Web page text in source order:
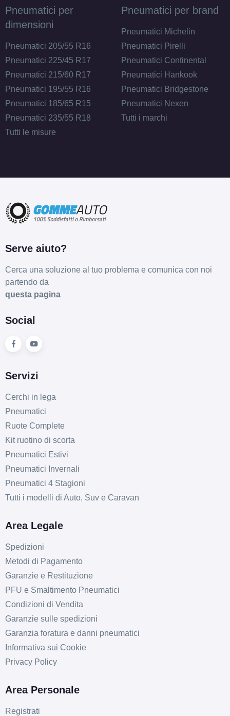
B
Pneumatici per
dimensioni
Pneumatici 205/55 R16
Pneumatici 225/45 R17
Pneumatici 215/60 R17
Pneumatici 195/55 R16
Pneumatici 185/65 R15
Pneumatici 235/55 R18
Tutti le misure
Pneumatici per brand
Pneumatici Michelin
Pneumatici Pirelli
Pneumatici Continental
Pneumatici Hankook
Pneumatici Bridgestone
Pneumatici Nexen
Tutti i marchi
Serve aiuto?
Cerca una soluzione al tuo problema e comunica con noi
partendo da
questa pagina
Social
Servizi
Cerchi in lega
Pneumatici
Ruote Complete
Kit ruotino di scorta
Pneumatici Estivi
Pneumatici Invernali
Pneumatici 4 Stagioni
Tutti i modelli di Auto, Suv e Caravan
Area Legale
Spedizioni
Metodi di Pagamento
Garanzie e Restituzione
PFU e Smaltimento Pneumatici
Condizioni di Vendita
Garanzie sulle spedizioni
Garanzia foratura e danni pneumatici
Informativa sui Cookie
Privacy Policy
Area Personale
Registrati